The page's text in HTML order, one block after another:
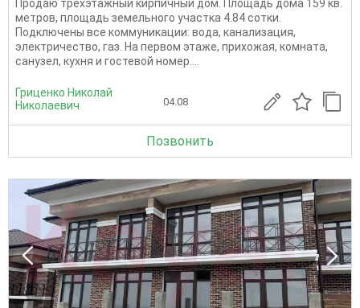
Продаю трёхэтажный кирпичный дом. Площадь дома 159 кв.
метров, площадь земельного участка 4.84 сотки.
Подключены все коммуникации: вода, канализация,
электричество, газ. На первом этаже, прихожая, комната,
санузел, кухня и гостевой номер....
Гриценко Николай
Николаевич
04.08
Позвонить